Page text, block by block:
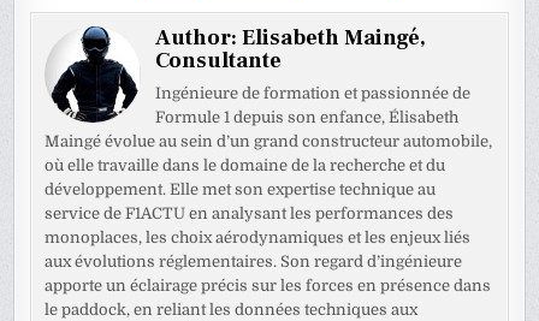
Author:Elisabeth Maingé,
Consultante
Ingénieure de formation et passionnée de
Formule 1 depuis son enfance, Élisabeth
Maingé évolue au sein d’un grand constructeur automobile,
où elle travaille dans le domaine de la recherche et du
développement. Elle met son expertise technique au
service de F1ACTU en analysant les performances des
monoplaces, les choix aérodynamiques et les enjeux liés
aux évolutions réglementaires. Son regard d’ingénieure
apporte un éclairage précis sur les forces en présence dans
le paddock, en reliant les données techniques aux